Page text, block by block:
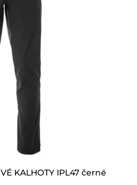
KALHOTY IPL47 černé